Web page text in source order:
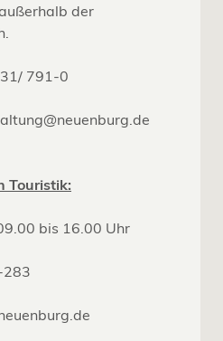
der
791-0
Touristik:
bis 16.00 Uhr